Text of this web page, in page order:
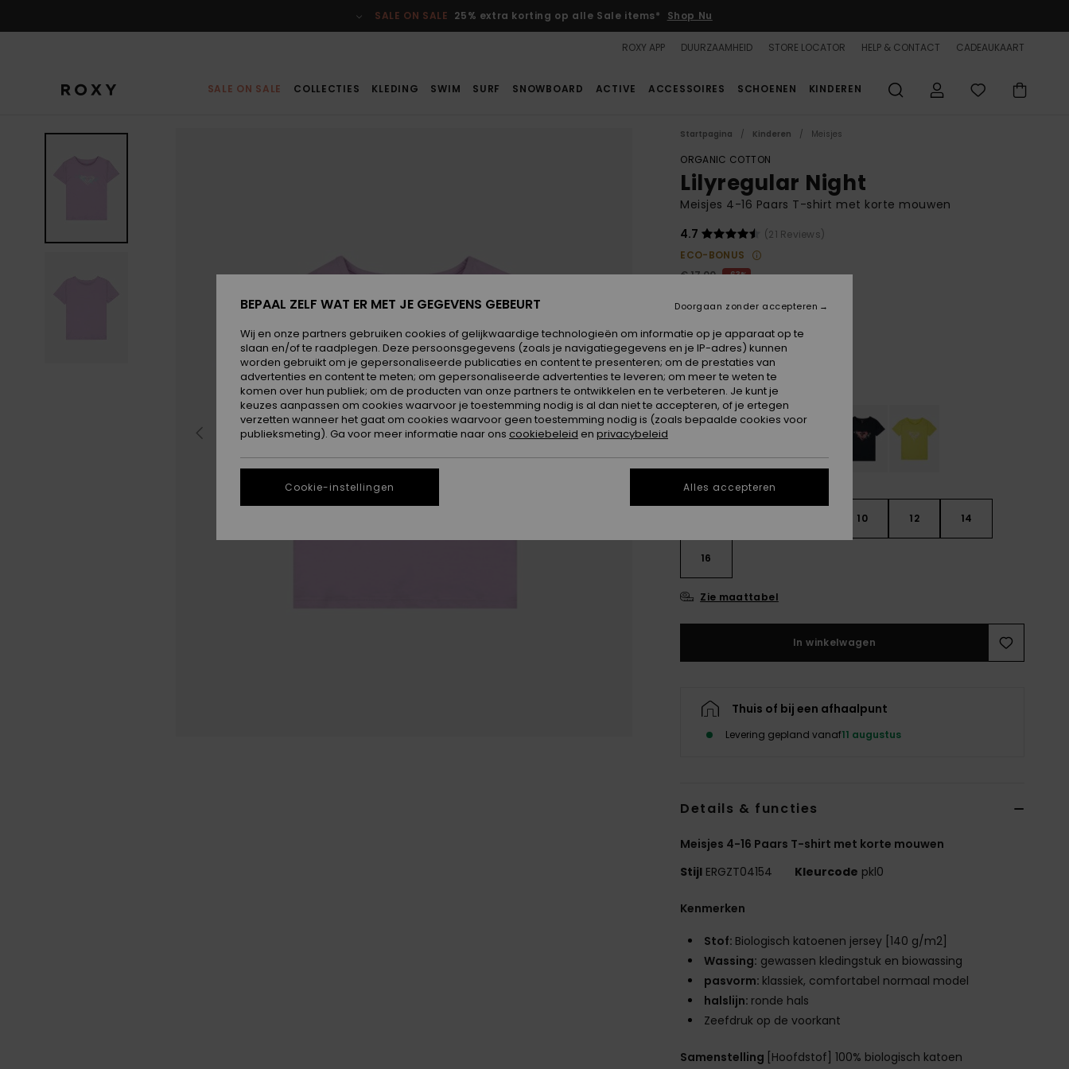
SALE ON SALE 25% extra korting op alle Sale items* Shop Nu
ROXY APP DUURZAAMHEID STORE LOCATOR HELP & CONTACT CADEAUKAART
SALE ON SALE COLLECTIES KLEDING SWIM SURF SNOWBOARD ACTIVE ACCESSOIRES SCHOENEN KINDEREN
Startpagina Kinderen Meisjes
ORGANIC COTTON
Lilyregular Night
Meisjes 4-16 Paars T-shirt met korte mouwen
4.7
(21 Reviews)
ECO-BONUS
€ 17,00
63%
SALE ON SALE 25% EXTRA
KleurCrocus Petal
10 12 14
16
Zie maattabel
In winkelwagen
Thuis of bij een afhaalpunt
Levering gepland vanaf11 augustus
Details & functies
Meisjes 4-16 Paars T-shirt met korte mouwen
Stijl ERGZT04154 Kleurcode pkl0
Kenmerken
Stof: Biologisch katoenen jersey [140 g/m2]
Wassing: gewassen kledingstuk en biowassing
pasvorm: klassiek, comfortabel normaal model
halslijn: ronde hals
Zeefdruk op de voorkant
Samenstelling [Hoofdstof] 100% biologisch katoen
BEPAAL ZELF WAT ER MET JE GEGEVENS GEBEURT
Wij en onze partners gebruiken cookies of gelijkwaardige technologieën om informatie op je apparaat op te
slaan en/of te raadplegen. Deze persoonsgegevens (zoals je navigatiegegevens en je IP-adres) kunnen
worden gebruikt om je gepersonaliseerde publicaties en content te presenteren; om de prestaties van
advertenties en content te meten; om gepersonaliseerde advertenties te leveren; om meer te weten te
komen over hun publiek; om de producten van onze partners te ontwikkelen en te verbeteren. Je kunt je
keuzes aanpassen om cookies waarvoor je toestemming nodig is al dan niet te accepteren, of je ertegen
verzetten wanneer het gaat om cookies waarvoor geen toestemming nodig is (zoals bepaalde cookies voor
publieksmeting). Ga voor meer informatie naar ons cookiebeleid en privacybeleid
Cookie-instellingen
Doorgaan zonder accepteren
Alles accepteren